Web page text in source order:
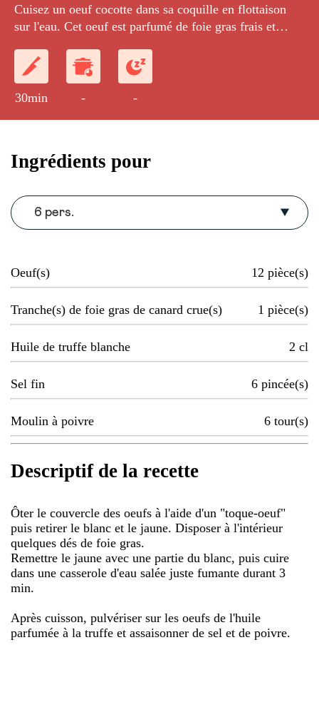
Cuisez un oeuf cocotte dans sa coquille en flottaison
sur l'eau. Cet oeuf est parfumé de foie gras frais et
30min - -
Ingrédients pour
6 pers.
Oeuf(s) 12 pièce(s)
Tranche(s) de foie gras de canard crue(s) 1 pièce(s)
Huile de truffe blanche 2 cl
Sel fin 6 pincée(s)
Moulin à poivre 6 tour(s)
Descriptif de la recette
Ôter le couvercle des oeufs à l'aide d'un "toque-oeuf"
puis retirer le blanc et le jaune. Disposer à l'intérieur
quelques dés de foie gras.
Remettre le jaune avec une partie du blanc, puis cuire
dans une casserole d'eau salée juste fumante durant 3
min.
Après cuisson, pulvériser sur les oeufs de l'huile
parfumée à la truffe et assaisonner de sel et de poivre.